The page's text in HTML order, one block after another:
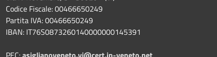
Codice Fiscale: 00466650249
Partita IVA: 00466650249
IBAN: IT76S0873260140000000145391